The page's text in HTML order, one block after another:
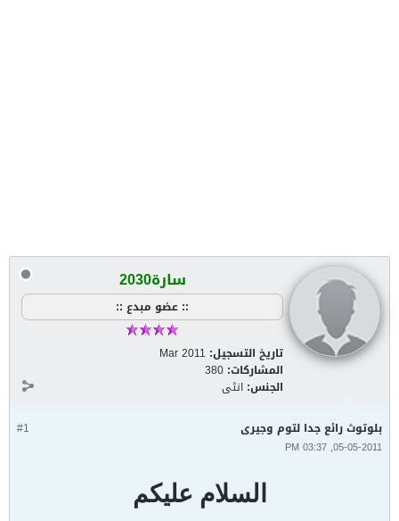
سارة2030
:: عضو مبدع ::
تاريخ التسجيل: Mar 2011
المشاركات: 380
الجنس: انثى
#1 بلوتوث رائع جدا لتوم وجيرى
05-05-2011, 03:37 PM
السلام عليكم